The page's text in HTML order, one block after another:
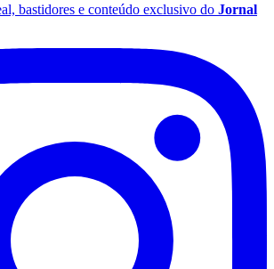
bastidores e conteúdo exclusivo do Jornal